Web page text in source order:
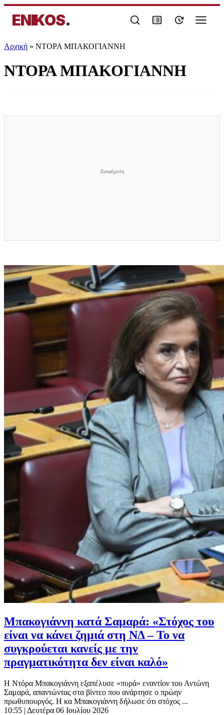
ENIKOS.
Αρχική » ΝΤΟΡΑ ΜΠΑΚΟΓΙΑΝΝΗ
ΝΤΟΡΑ ΜΠΑΚΟΓΙΑΝΝΗ
Μπακογιάννη κατά Σαμαρά: «Στόχος του
είναι να κάνει ζημιά στη ΝΔ – Το να
συγκρούεται κανείς με την
πραγματικότητα δεν είναι καλό»
Η Ντόρα Μπακογιάννη εξαπέλυσε «πυρά» εναντίον του Αντώνη
Σαμαρά, απαντώντας στα βίντεο που ανάρτησε ο πρώην
πρωθυπουργός. Η κα Μπακογιάννη δήλωσε ότι στόχος ...
10:55 | Δευτέρα 06 Ιουλίου 2026